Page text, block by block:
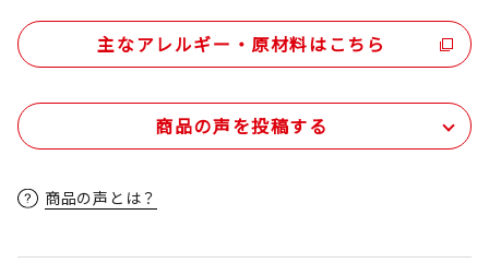
主なアレルギー・原材料はこちら
商品の声を投稿する
商品の声とは？